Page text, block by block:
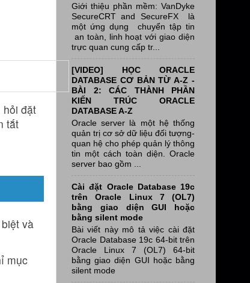
hỏi đặt
tắt
và
mục
Giới thiệu phần mềm: VanDyke
SecureCRT and SecureFX là
một ứng dụng chuyển tập tin
an toàn, linh hoạt với giao diện
trực quan cung cấp tr...
[VIDEO] HỌC ORACLE
DATABASE CƠ BẢN TỪ A-Z -
BÀI 2: CÁC THÀNH PHẦN
KIẾN TRÚC ORACLE
DATABASE A-Z
Oracle server là một hệ thống
quản trị cơ sở dữ liệu đối tượng-
quan hệ cho phép quản lý thông
tin một cách toàn diện. Oracle
server bao gồm ...
Cài đặt Oracle Database 19c
trên Oracle Linux 7 (OL7)
bằng giao diện GUI hoặc
bằng silent mode
Bài viết này mô tả việc cài đặt
Oracle Database 19c 64-bit trên
Oracle Linux 7 (OL7) 64-bit
bằng giao diện GUI hoặc bằng
silent mode